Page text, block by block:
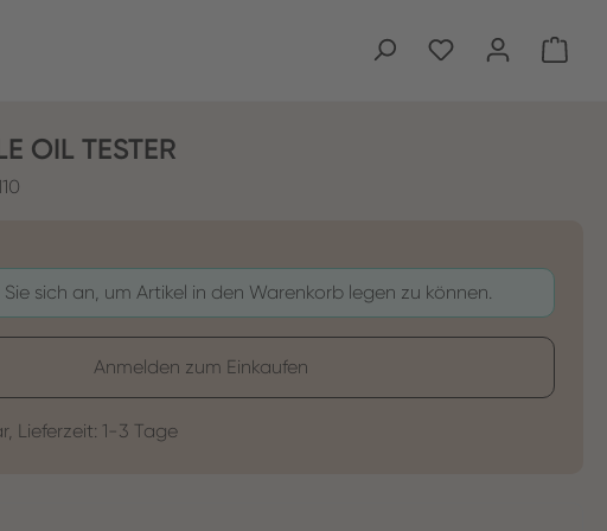
OIL TESTER
sich an, um Artikel in den Warenkorb legen zu können.
Anmelden zum Einkaufen
Lieferzeit: 1-3 Tage